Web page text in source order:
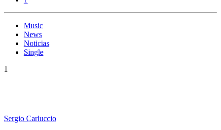
Music
News
Noticias
Single
1
Sergio Carluccio